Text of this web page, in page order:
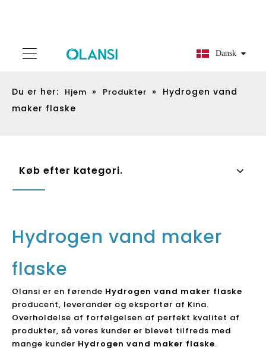
Dansk
Du er her: Hjem » Produkter »
Hydrogen vand
maker flaske
Køb efter kategori.
Hydrogen vand maker
flaske
Olansi er en førende Hydrogen vand maker flaske
producent, leverandør og eksportør af Kina.
Overholdelse af forfølgelsen af ​​perfekt kvalitet af
produkter, så vores kunder er blevet tilfreds med
mange kunder Hydrogen vand maker flaske.